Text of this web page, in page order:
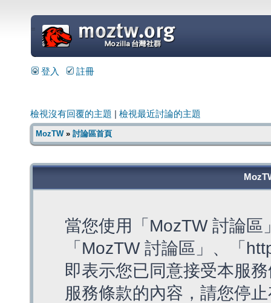
=
登入 註冊
檢視沒有回覆的主題 檢視最近討論的主題
MozTW» 討論區首頁
當您使用「MozTW 討論
「MozTW 討論區」、「
即表示您已同意接受本服
服務條款的內容，請您停